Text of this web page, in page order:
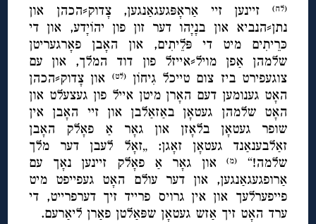
(לח)
זיינען זיי אַראָפּגעגאַנגען, צָדוק⸗הכהן און
נתן⸗הנביא און בנָיָהו דער זון פון יהוֹיָדע, און די
כּרֵיתִים מיט די פּלֵיתִים, און האָבן פאָרגעריטן
שלמהן אַפן מויל⸗אייזל פון דוד המלך, און עם
צוגעפירט ביז צום טייכל גִיחוֹן(לט)
און צָדוק⸗הכהן
האָט גענומען דעם האָרן מיטן אייל פון געצעלט און
האָט שלמהן געטאָן באַזאַלבן און זיי האָבן אין
שופר געטאָן בלאָזן און גאָר אַ פאָלק האָבן
זאַלבענאַנד געטאָן זאָגן: „זאָל לעבן דער מלך
שלמה!“
(מ)און גאָר אַ פאָלק זיינען נאָך עם
אַרופגעגאַנגען, און דער עולם האָט געפייפט מיט
פייפערלעך און אין גרויס פרייד זיך דערפרייט, די
ערד האָט זיך אַזש געטאָן שפּאַלטן פאַרן ליאַרעם.